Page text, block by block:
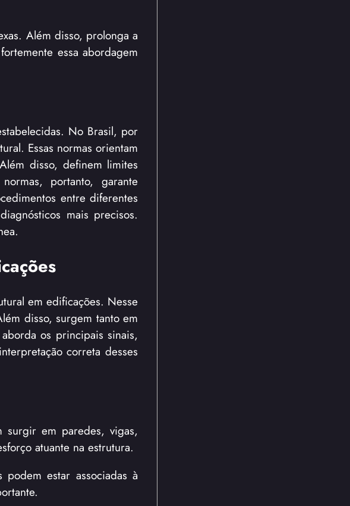
Além disso, prolonga a
essa abordagem
No Brasil, por
Essas normas orientam
disso, definem limites
portanto, garante
entre diferentes
mais precisos.
em edificações. Nesse
disso, surgem tanto em
os principais sinais,
correta desses
surgir em paredes, vigas,
atuante na estrutura.
podem estar associadas à